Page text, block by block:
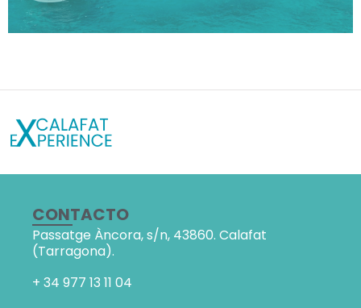
CONTACTO
Passatge Àncora, s/n, 43860. Calafat
(Tarragona).
+ 34 977 13 11 04